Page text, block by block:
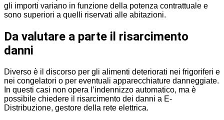
gli importi variano in funzione della potenza contrattuale e
sono superiori a quelli riservati alle abitazioni.
Da valutare a parte il risarcimento
danni
Diverso è il discorso per gli alimenti deteriorati nei frigoriferi e
nei congelatori o per eventuali apparecchiature danneggiate.
In questi casi non opera l’indennizzo automatico, ma è
possibile chiedere il risarcimento dei danni a E-
Distribuzione, gestore della rete elettrica.